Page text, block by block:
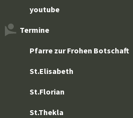
youtube
Termine
Pfarre zur Frohen Botschaft
St.Elisabeth
St.Florian
St.Thekla